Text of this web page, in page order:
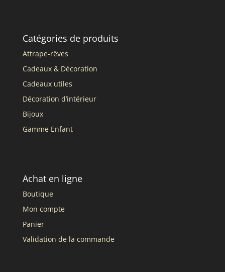
Catégories de produits
Attrape-rêves
Cadeaux & Décoration
Cadeaux utiles
Décoration d’intérieur
Bijoux
Gamme Enfant
Achat en ligne
Boutique
Mon compte
Panier
Validation de la commande